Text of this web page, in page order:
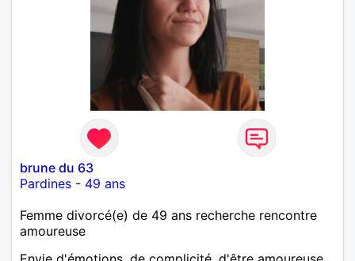
brune du 63
Pardines - 49 ans
Femme divorcé(e) de 49 ans recherche rencontre
amoureuse